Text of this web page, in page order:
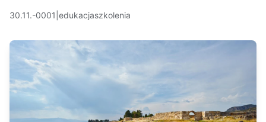
30.11.-0001 edukacjaszkolenia